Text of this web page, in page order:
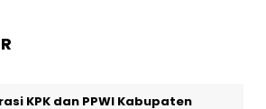
KPK dan PPWI Kabupaten